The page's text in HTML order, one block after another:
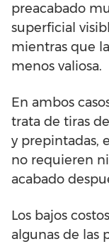
preacabado
superficial
mientras que
menos valiosa.
En ambos
trata de tiras
y prepintadas,
no requieren
acabado
Los bajos
algunas de las